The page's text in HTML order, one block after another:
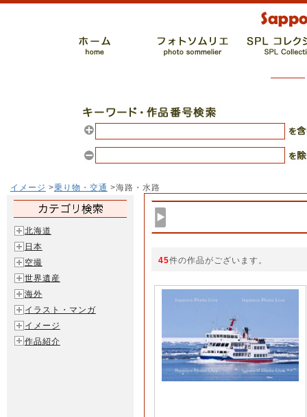
イメージ >乗り物・交通 >海路・水路
45件の作品がございます。
北海道
日本
空撮
世界遺産
海外
イラスト・マンガ
イメージ
作品紹介